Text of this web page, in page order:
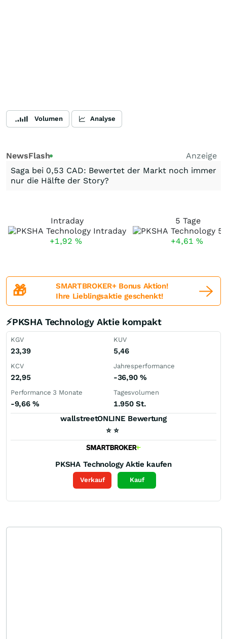
Volumen Analyse
NewsFlash
Anzeige
Saga bei 0,53 CAD: Bewertet der Markt noch immer
nur die Hälfte der Story?
Intraday
+1,92 %
5 Tage
+4,61 %
🎁
SMARTBROKER+ Bonus Aktion!
Ihre Lieblingsaktie geschenkt!
⚡PKSHA Technology Aktie kompakt
KGV
23,39
KUV
5,46
KCV
22,95
Jahresperformance
-36,90 %
Performance 3 Monate
-9,66%
Tagesvolumen
1.950 St.
wallstreetONLINE Bewertung
⭐ ⭐
PKSHA Technology Aktie kaufen
Verkauf Kauf